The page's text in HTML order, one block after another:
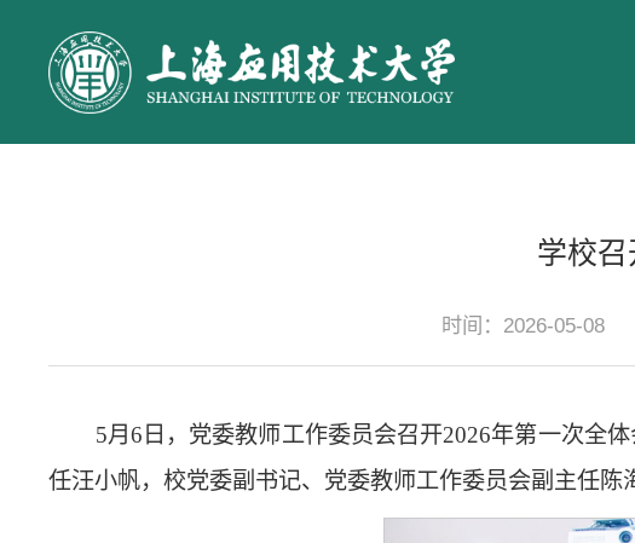
学校
时间：2026-05-08
5月6日，党委教师工作委员会召开2026年第一次全
任汪小帆，校党委副书记、党委教师工作委员会副主任